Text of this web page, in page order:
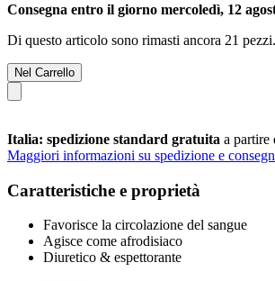
Consegna entro il giorno mercoledì, 12
Di questo articolo sono rimasti ancora 21
Nel Carrello
Italia: spedizione standard gratuita a partire
Maggiori informazioni su spedizione e
Caratteristiche e proprietà
Favorisce la circolazione del sangue
Agisce come afrodisiaco
Diuretico & espettorante